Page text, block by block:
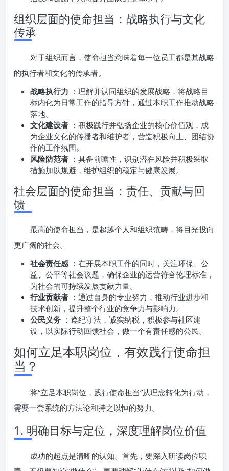
组织层面的使命担当：战略执行与文化
传承
对于组织而言，使命担当意味着每一位员工都是其战略
的执行者和文化的传承者。
战略执行力 ：理解并认同组织的发展战略，将战略目
标内化为日常工作的指导方针，通过本职工作推动战略
落地。
文化建设者 ：积极践行并弘扬企业的核心价值观，成
为企业文化的传播者和维护者，营造积极向上、团结协
作的工作氛围。
风险防范者 ：具备前瞻性，识别潜在风险并积极采取
措施加以规避，维护组织的稳定与健康发展。
社会层面的使命担当：责任、贡献与回
馈
最高的使命担当，是超越个人和组织范畴，将目光投向
更广阔的社会。
社会责任感 ：在开展本职工作的同时，关注环保、公
益、公平等社会议题，确保企业的运营符合伦理标准，
为社会的可持续发展贡献力量。
行业贡献者 ：通过自身的专业努力，推动行业进步和
技术创新，提升整个行业的竞争力与影响力。
公民义务 ：遵纪守法，诚实纳税，积极参与社区建
设，以实际行动回馈社会，做一个有责任感的公民。
如何立足本职岗位，有效践行使命担
当？
将“立足本职岗位，践行使命担当”从理念转化为行动，
需要一套系统的方法论和持之以恒的努力。
1. 明确目标与定位，深度理解岗位价值
成功的起点是清晰的认知。首先，要深入研读岗位职